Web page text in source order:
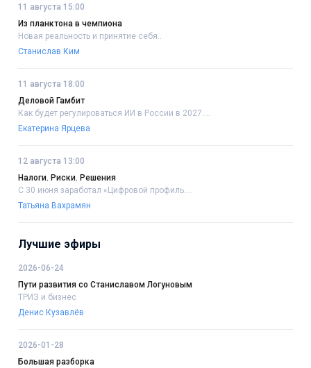
11 августа 15:00
Из планктона в чемпиона
Новая реальность и принятие себя..
Станислав Ким
11 августа 18:00
Деловой Гамбит
Как будет регулироваться ИИ в России в 2027....
Екатерина Ярцева
12 августа 13:00
Налоги. Риски. Решения
С 30 июня заработал «Цифровой профиль....
Татьяна Вахрамян
Лучшие эфиры
2026-06-24
Пути развития со Станиславом Логуновым
ТРИЗ и бизнес
Денис Кузавлёв
2026-01-28
Большая разборка